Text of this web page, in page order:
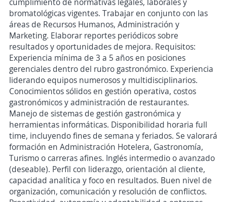
bromatológicas vigentes. Trabajar en conjunto con las
áreas de Recursos Humanos, Administración y
Marketing. Elaborar reportes periódicos sobre
resultados y oportunidades de mejora. Requisitos:
Experiencia mínima de 3 a 5 años en posiciones
gerenciales dentro del rubro gastronómico. Experiencia
liderando equipos numerosos y multidisciplinarios.
Conocimientos sólidos en gestión operativa, costos
gastronómicos y administración de restaurantes.
Manejo de sistemas de gestión gastronómica y
herramientas informáticas. Disponibilidad horaria full
time, incluyendo fines de semana y feriados. Se valorará
formación en Administración Hotelera, Gastronomía,
Turismo o carreras afines. Inglés intermedio o avanzado
(deseable). Perfil con liderazgo, orientación al cliente,
capacidad analítica y foco en resultados. Buen nivel de
organización, comunicación y resolución de conflictos.